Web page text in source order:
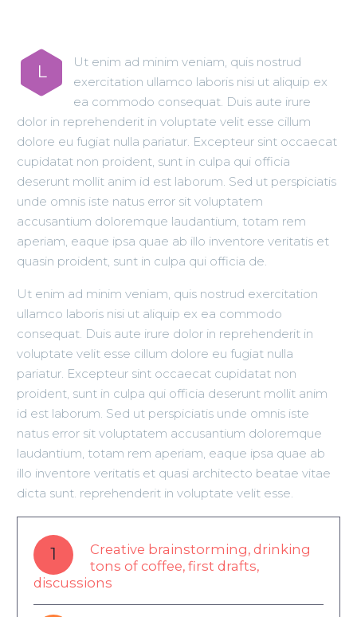
L
Ut enim ad minim veniam, quis nostrud
exercitation ullamco laboris nisi ut aliquip ex
ea commodo consequat. Duis aute irure
dolor in reprehenderit in voluptate velit esse cillum
dolore eu fugiat nulla pariatur. Excepteur sint occaecat
cupidatat non proident, sunt in culpa qui officia
deserunt mollit anim id est laborum. Sed ut perspiciatis
unde omnis iste natus error sit voluptatem
accusantium doloremque laudantium, totam rem
aperiam, eaque ipsa quae ab illo inventore veritatis et
quasin proident, sunt in culpa qui officia de.
Ut enim ad minim veniam, quis nostrud exercitation
ullamco laboris nisi ut aliquip ex ea commodo
consequat. Duis aute irure dolor in reprehenderit in
voluptate velit esse cillum dolore eu fugiat nulla
pariatur. Excepteur sint occaecat cupidatat non
proident, sunt in culpa qui officia deserunt mollit anim
id est laborum. Sed ut perspiciatis unde omnis iste
natus error sit voluptatem accusantium doloremque
laudantium, totam rem aperiam, eaque ipsa quae ab
illo inventore veritatis et quasi architecto beatae vitae
dicta sunt. reprehenderit in voluptate velit esse.
1
Creative brainstorming, drinking
tons of coffee, first drafts,
discussions